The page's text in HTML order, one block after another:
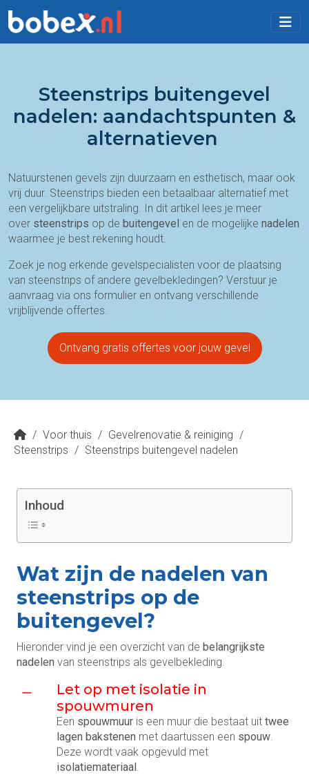
Steenstrips buitengevel
nadelen: aandachtspunten &
alternatieven
Natuurstenen gevels zijn duurzaam en esthetisch, maar ook
vrij duur. Steenstrips bieden een betaalbaar alternatief met
een vergelijkbare uitstraling. In dit artikel lees je meer
over steenstrips op de buitengevel en de mogelijke nadelen
waarmee je best rekening houdt.
Zoek je nog erkende gevelspecialisten voor de plaatsing
van steenstrips of andere gevelbekledingen? Verstuur je
aanvraag via ons formulier en ontvang verschillende
vrijblijvende offertes.
Ontvang gratis offertes voor jouw gevel
/ Voor thuis / Gevelrenovatie & reiniging /
Steenstrips / Steenstrips buitengevel nadelen
Inhoud
Wat zijn de nadelen van
steenstrips op de
buitengevel?
Hieronder vind je een overzicht van de belangrijkste
nadelen van steenstrips als gevelbekleding.
Let op met isolatie in
spouwmuren
Een spouwmuur is een muur die bestaat uit twee
lagen bakstenen met daartussen een spouw.
Deze wordt vaak opgevuld met
isolatiemateriaal .